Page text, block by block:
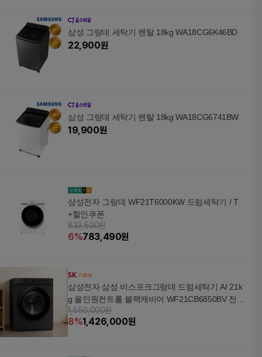
삼성 그랑데 세탁기 렌탈 18kg WA18CG6K46BD
22,900원
삼성 그랑데 세탁기 렌탈 18kg WA18CG6741BW
19,900원
삼성전자 그랑데 WF21T6000KW 드럼세탁기 / T
+할인쿠폰
833,500원
6%783,490원
삼성전자 삼성 비스포크그랑데 드럼세탁기 AI 21k
g 올인원컨트롤 블랙캐비어 WF21CB6850BV 전국
무료배송
1,550,000원
8%1,426,000원